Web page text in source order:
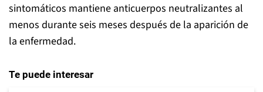
sintomáticos mantiene anticuerpos neutralizantes al
menos durante seis meses después de la aparición de
la enfermedad.
Te puede interesar